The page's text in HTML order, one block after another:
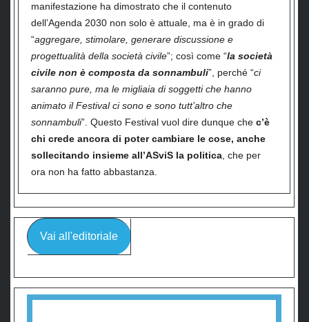
manifestazione ha dimostrato che il contenuto
dell’Agenda 2030 non solo è attuale, ma è in grado di
“aggregare, stimolare, generare discussione e
progettualità della società civile”; così come “la società
civile non è composta da sonnambuli”, perché “ci
saranno pure, ma le migliaia di soggetti che hanno
animato il Festival ci sono e sono tutt’altro che
sonnambuli”. Questo Festival vuol dire dunque che c’è
chi crede ancora di poter cambiare le cose, anche
sollecitando insieme all’ASviS la politica, che per
ora non ha fatto abbastanza.
Vai all'editoriale